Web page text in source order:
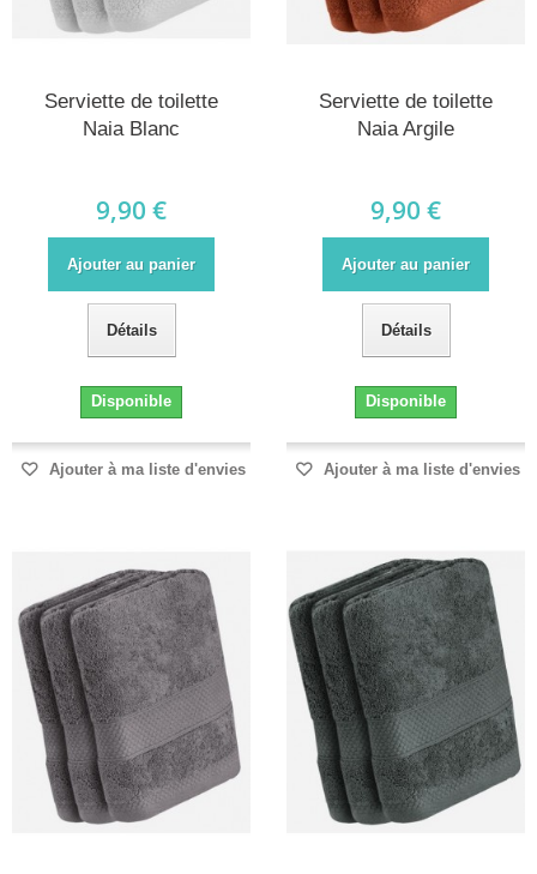
Serviette de toilette
Naia Blanc
9,90 €
Ajouter au panier
Détails
Disponible
Ajouter à ma liste d'envies
Serviette de toilette
Naia Argile
9,90 €
Ajouter au panier
Détails
Disponible
Ajouter à ma liste d'envies